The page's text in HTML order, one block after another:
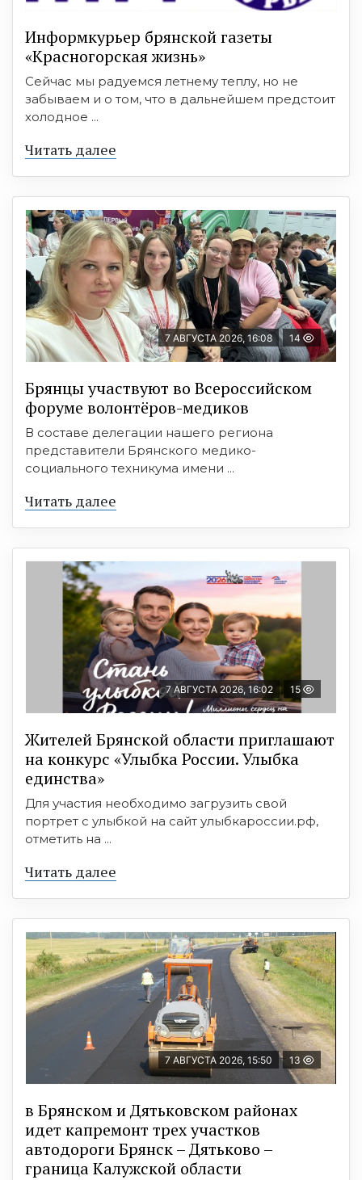
Информкурьер брянской газеты
«Красногорская жизнь»
Сейчас мы радуемся летнему теплу, но не
забываем и о том, что в дальнейшем предстоит
холодное ...
Читать далее
7 АВГУСТА 2026, 16:08 14
Брянцы участвуют во Всероссийском
форуме волонтёров-медиков
В составе делегации нашего региона
представители Брянского медико-
социального техникума имени ...
Читать далее
7 АВГУСТА 2026, 16:02 15
Жителей Брянской области приглашают
на конкурс «Улыбка России. Улыбка
единства»
Для участия необходимо загрузить свой
портрет с улыбкой на сайт улыбкароссии.рф,
отметить на ...
Читать далее
7 АВГУСТА 2026, 15:50 13
в Брянском и Дятьковском районах
идет капремонт трех участков
автодороги Брянск – Дятьково –
граница Калужской области